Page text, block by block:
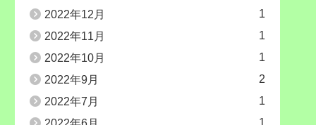
2022年12月
1
2022年11月
1
2022年10月
1
2022年9月
2
2022年7月
1